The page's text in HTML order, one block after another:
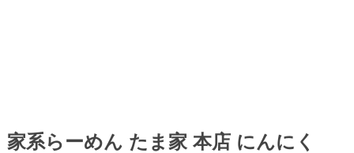
家系らーめん たま家 本店 にんにく